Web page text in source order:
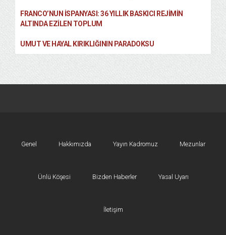
FRANCO’NUN İSPANYASI: 36 YILLIK BASKICI REJIMIN
ALTINDA EZILEN TOPLUM
UMUT VE HAYAL KIRIKLIĞININ PARADOKSU
Genel Hakkımızda Yayın Kadromuz Mezunlar
Ünlü Köşesi Bizden Haberler Yasal Uyarı
İletişim